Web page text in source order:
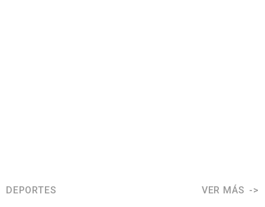
DEPORTES VER MÁS